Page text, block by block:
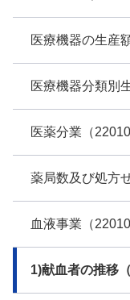
医療機器の生産
医療機器分類別
医薬分業（
薬局数及び処方
血液事業（
1)献血者の推移